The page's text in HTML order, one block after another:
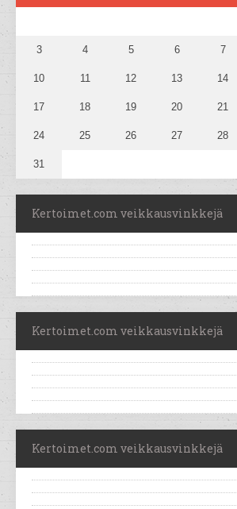
3 4 5 6 7
10 11 12 13 14
17 18 19 20 21
24 25 26 27 28
31
Kertoimet.com veikkausvinkkejä
Kertoimet.com veikkausvinkkejä
Kertoimet.com veikkausvinkkejä